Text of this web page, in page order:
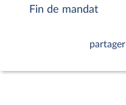
Fin de mandat
partager